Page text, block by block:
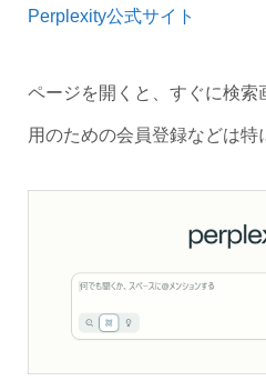
Perplexity公式サイト
ページを開くと、すぐに検索
用のための会員登録などは特